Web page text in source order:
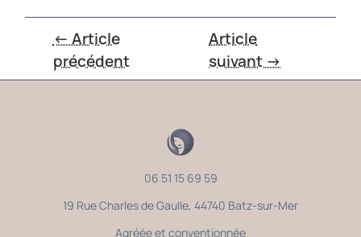
← Article
précédent
Article
suivant →
06 51 15 69 59
19 Rue Charles de Gaulle, 44740 Batz-sur-Mer
Agréée et conventionnée